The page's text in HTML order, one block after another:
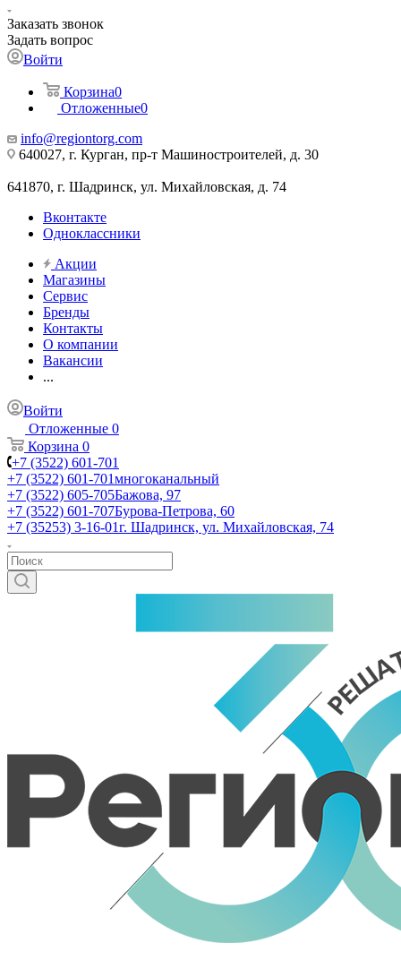
Заказать звонок
Задать вопрос
Войти
Корзина0
Отложенные0
info@regiontorg.com
640027, г. Курган, пр-т Машиностроителей, д. 30
641870, г. Шадринск, ул. Михайловская, д. 74
Вконтакте
Одноклассники
Акции
Магазины
Сервис
Бренды
Контакты
О компании
Вакансии
...
Войти
Отложенные 0
Корзина 0
+7 (3522) 601-701
+7 (3522) 601-701многоканальный
+7 (3522) 605-705Бажова, 97
+7 (3522) 601-707Бурова-Петрова, 60
+7 (35253) 3-16-01г. Шадринск, ул. Михайловская, 74